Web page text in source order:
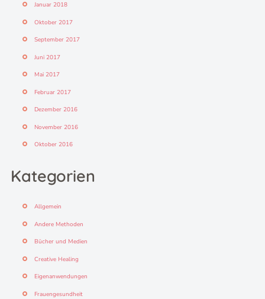
Januar 2018
Oktober 2017
September 2017
Juni 2017
Mai 2017
Februar 2017
Dezember 2016
November 2016
Oktober 2016
Kategorien
Allgemein
Andere Methoden
Bücher und Medien
Creative Healing
Eigenanwendungen
Frauengesundheit